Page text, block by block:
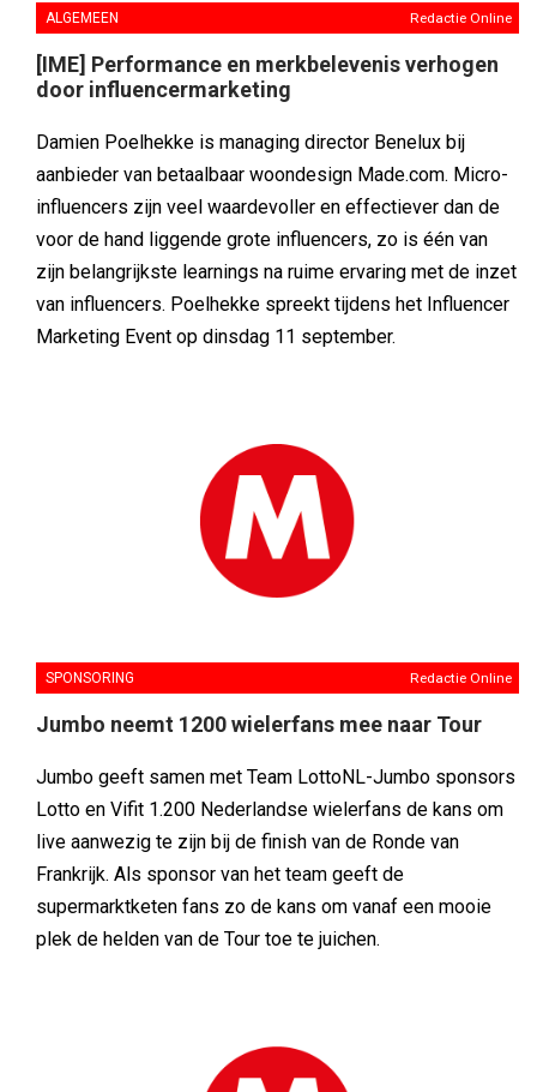
ALGEMEEN Redactie Online
[IME] Performance en merkbelevenis verhogen
door influencermarketing
Damien Poelhekke is managing director Benelux bij
aanbieder van betaalbaar woondesign Made.com. Micro-
influencers zijn veel waardevoller en effectiever dan de
voor de hand liggende grote influencers, zo is één van
zijn belangrijkste learnings na ruime ervaring met de inzet
van influencers. Poelhekke spreekt tijdens het Influencer
Marketing Event op dinsdag 11 september.
SPONSORING Redactie Online
Jumbo neemt 1200 wielerfans mee naar Tour
Jumbo geeft samen met Team LottoNL-Jumbo sponsors
Lotto en Vifit 1.200 Nederlandse wielerfans de kans om
live aanwezig te zijn bij de finish van de Ronde van
Frankrijk. Als sponsor van het team geeft de
supermarktketen fans zo de kans om vanaf een mooie
plek de helden van de Tour toe te juichen.